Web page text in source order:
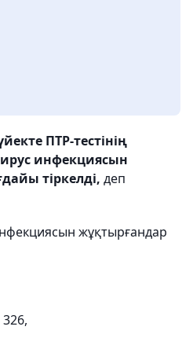
ПТР-тестінің
инфекциясын
тіркелді, деп
жұқтырғандар